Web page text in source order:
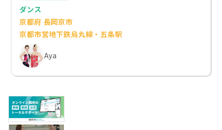
ダンス
京都府 長岡京市
京都市営地下鉄烏丸線・五条駅
Aya